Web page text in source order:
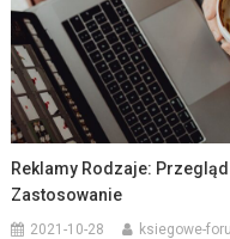
Reklamy Rodzaje:
Zastosowanie
2021-10-28 ksiegowe-